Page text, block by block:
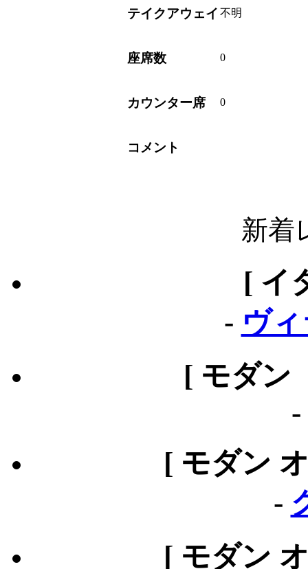
テイクアウェイ 不明
座席数 0
カウンター席 0
コメント
新着
[ イ
- ヴ
[ モダ
-
[ モダン
-
[ モダン